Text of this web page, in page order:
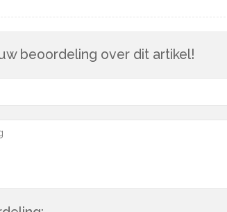
beoordeling over dit artikel!